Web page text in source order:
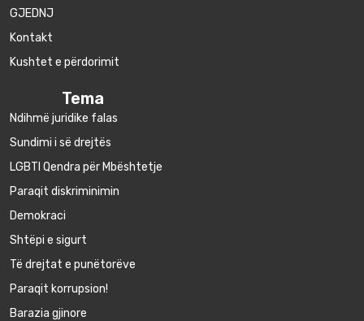
GJEDNJ
Kontakt
Kushtet e përdorimit
Tema
Ndihmë juridike falas
Sundimi i së drejtës
LGBTI Qendra për Mbështetje
Paraqit diskriminimin
Demokraci
Shtëpi e sigurt
Të drejtat e punëtorëve
Paraqit korrupsion!
Barazia gjinore